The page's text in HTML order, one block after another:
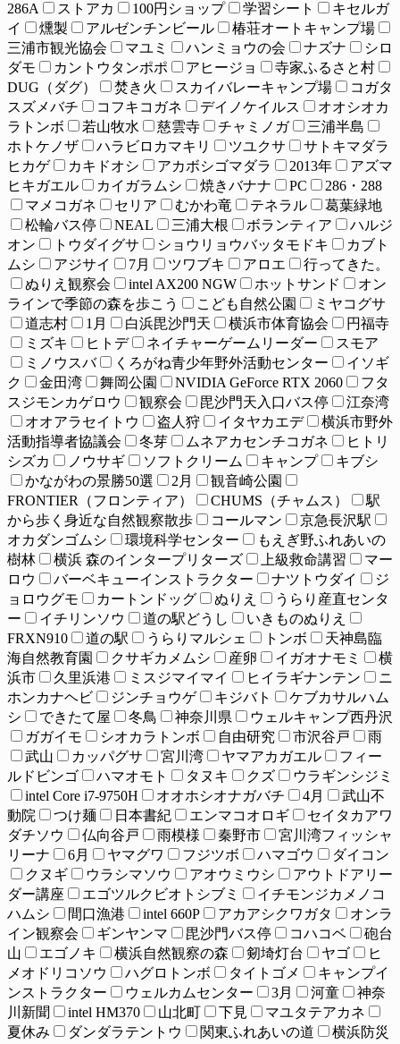
286A
ストアカ 100円ショップ 学習シート
キセルガ
イ
燻製 アルゼンチンビール
椿荘オートキャンプ場
三浦市観光協会
マユミ ハンミョウの会 ナズナ
シロ
ダモ
カントウタンポポ アヒージョ
寺家ふるさと村
DUG（ダグ）
焚き火 スカイバレーキャンプ場
コガタ
スズメバチ
コフキコガネ デイノケイルス
オオシオカ
ラトンボ
若山牧水 慈雲寺 チャミノガ
三浦半島
ホトケノザ
ハラビロカマキリ ツユクサ
サトキマダラ
ヒカゲ
カキドオシ アカボシゴマダラ 2013年
アズマ
ヒキガエル
カイガラムシ 焼きバナナ PC
286・288
マメコガネ
セリア むかわ竜 テネラル
葛葉緑地
松輪バス停
NEAL 三浦大根 ボランティア
ハルジ
オン
トウダイグサ ショウリョウバッタモドキ
カブト
ムシ
アジサイ 7月 ツワブキ アロエ
行ってきた。
ぬりえ観察会
intel AX200 NGW ホットサンド
オン
ラインで季節の森を歩こう
こども自然公園
ミヤコグサ
道志村
1月 白浜毘沙門天 横浜市体育協会
円福寺
ミズキ
ヒトデ ネイチャーゲームリーダー
スモア
ミノウスバ
くろがね青少年野外活動センター
イソギ
ク
金田湾 舞岡公園 NVIDIA GeForce RTX 2060
フタ
スジモンカゲロウ
観察会 毘沙門天入口バス停
江奈湾
オオアラセイトウ
盗人狩 イタヤカエデ
横浜市野外
活動指導者協議会
冬芽 ムネアカセンチコガネ
ヒトリ
シズカ
ノウサギ ソフトクリーム キャンプ
キブシ
かながわの景勝50選
2月
観音崎公園
FRONTIER（フロンティア）
CHUMS（チャムス）
駅
から歩く身近な自然観察散歩
コールマン
京急長沢駅
オカダンゴムシ
環境科学センター
もえぎ野ふれあいの
樹林
横浜 森のインタープリターズ 上級救命講習
マー
ロウ
バーベキューインストラクター ナツトウダイ
ジ
ョロウグモ
カートンドッグ ぬりえ
うらり産直センタ
ー
イチリンソウ 道の駅どうし
いきものぬりえ
FRXN910
道の駅 うらりマルシェ トンボ
天神島臨
海自然教育園
クサギカメムシ 産卵 イガオナモミ
横
浜市
久里浜港 ミスジマイマイ ヒイラギナンテン
ニ
ホンカナヘビ
ジンチョウゲ キジバト
ケブカサルハム
シ
できたて屋 冬鳥 神奈川県
ウェルキャンプ西丹沢
ガガイモ
シオカラトンボ 自由研究 市沢谷戸
雨
武山
カッパグサ 宮川湾 ヤマアカガエル
フィー
ルドビンゴ
ハマオモト タヌキ クズ
ウラギンシジミ
intel Core i7-9750H
オオホシオナガバチ 4月
武山不
動院
つけ麺 日本書紀 エンマコオロギ
セイタカアワ
ダチソウ
仏向谷戸 雨模様 秦野市
宮川湾フィッシャ
リーナ
6月 ヤマグワ フジツボ ハマゴウ
ダイコン
クヌギ
ウラシマソウ アオウミウシ
アウトドアリー
ダー講座
エゴツルクビオトシブミ
イチモンジカメノコ
ハムシ
間口漁港 intel 660P アカアシクワガタ
オンラ
イン観察会
ギンヤンマ 毘沙門バス停 コハコベ
砲台
山
エゴノキ 横浜自然観察の森 剱埼灯台 ヤゴ
ヒ
メオドリコソウ
ハグロトンボ タイトゴメ
キャンプイ
ンストラクター
ウェルカムセンター 3月 河童
神奈
川新聞
intel HM370 山北町 下見
マユタテアカネ
夏休み
ダンダラテントウ 関東ふれあいの道
横浜防災